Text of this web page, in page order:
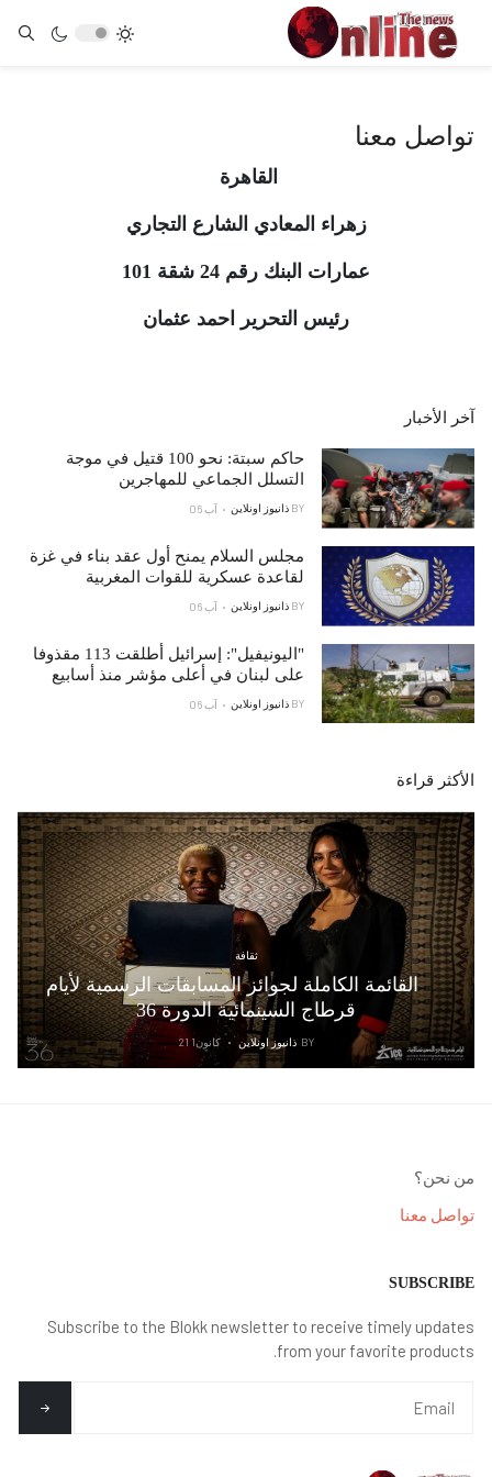
تواصل معنا
القاهرة
زهراء المعادي الشارع التجاري
عمارات البنك رقم 24 شقة 101
رئيس التحرير احمد عثمان
آخر الأخبار
حاكم سبتة: نحو 100 قتيل في موجة
التسلل الجماعي للمهاجرين
BY ذانيوز اونلاين آب 06
مجلس السلام يمنح أول عقد بناء في غزة
لقاعدة عسكرية للقوات المغربية
BY ذانيوز اونلاين آب 06
"اليونيفيل": إسرائيل أطلقت 113 مقذوفا
على لبنان في أعلى مؤشر منذ أسابيع
BY ذانيوز اونلاين آب 06
الأكثر قراءة
ثقافة
القائمة الكاملة لجوائز المسابقات الرسمية لأيام
قرطاج السينمائية الدورة 36
BY ذانيوز اونلاين كانون1 21
من نحن؟
تواصل معنا
SUBSCRIBE
Subscribe to the Blokk newsletter to receive timely updates
from your favorite products.